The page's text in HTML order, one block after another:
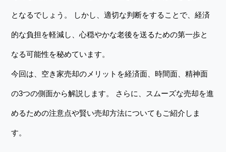
となるでしょう。 しかし、適切な判断をすることで、経済
的な負担を軽減し、心穏やかな老後を送るための第一歩と
なる可能性を秘めています。
今回は、空き家売却のメリットを経済面、時間面、精神面
の3つの側面から解説します。 さらに、スムーズな売却を進
めるための注意点や賢い売却方法についてもご紹介しま
す。